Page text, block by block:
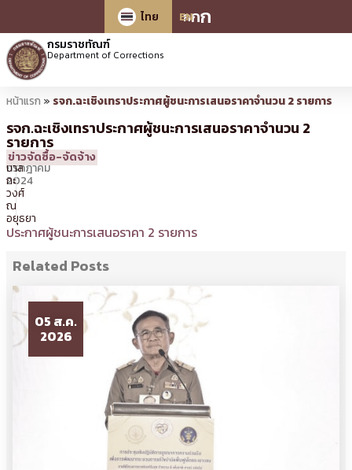
กกก
ไทย
EN
กรมราชทัณฑ์
Department of Corrections
หน้าแรก » รจก.ฉะเชิงเทราประกาศผู้ชนะการเสนอราคาจำนวน 2 รายการ
รจก.ฉะเชิงเทราประกาศผู้ชนะการเสนอราคาจำนวน 2
รายการ
18
กรกฎาคม
2024
12:04 น.
โดย
นเรศ
ปาล
กะ
วงศ์
ณ
อยุธยา
ข่าวจัดซื้อ-จัดจ้าง
ประกาศผู้ชนะการเสนอราคา 2 รายการ
Related Posts
05 ส.ค.
2026